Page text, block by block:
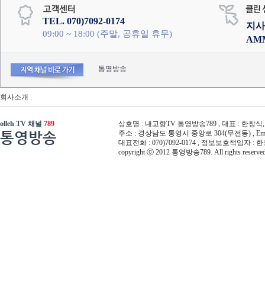
TEL. 070)7092-0174
09:00 ~ 18:00 (주말, 공휴일 휴무)
지
통영방송
회사소개
olleh TV 채널 789
통영방송
상호명 : 내고향TV 통영방송789 , 대표 : 한창식
주소 : 경상남도 통영시 중앙로 304(무전동) ,
대표전화 : 070)7092-0174 , 정보보호책임자 :
copyright ⓒ 2012 통영방송789. All rights